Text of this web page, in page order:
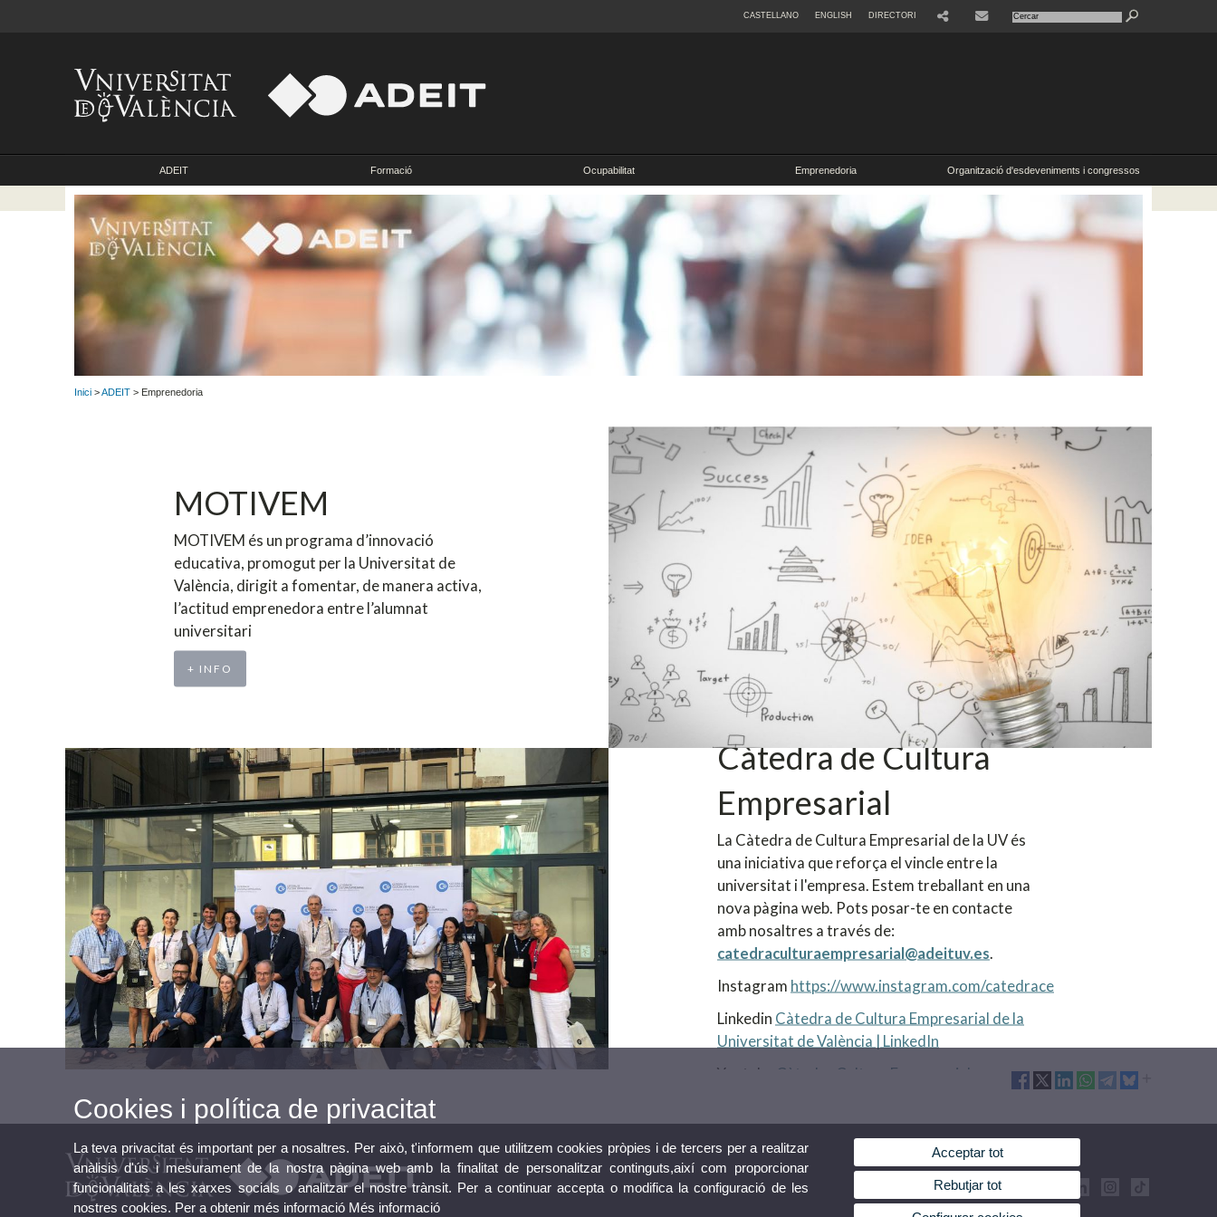
CASTELLANO ENGLISH DIRECTORI
ADEIT Formació Ocupabilitat Emprenedoria Organització d'esdeveniments i congressos
Inici >ADEIT > Emprenedoria
MOTIVEM
MOTIVEM és un programa d’innovació
educativa, promogut per la Universitat de
València, dirigit a fomentar, de manera activa,
l’actitud emprenedora entre l’alumnat
universitari
+ INFO
Càtedra de Cultura
Empresarial
La Càtedra de Cultura Empresarial de la UV és
una iniciativa que reforça el vincle entre la
universitat i l'empresa. Estem treballant en una
nova pàgina web. Pots posar-te en contacte
amb nosaltres a través de:
catedraculturaempresarial@adeituv.es
Instagram https://www.instagram.com/catedrace
Linkedin Càtedra de Cultura Empresarial de la
Universitat de València | LinkedIn
Youtube
Càtedra Cultura Empresarial
Cookies i política de privacitat
La teva privacitat és important per a nosaltres. Per això, t'informem que utilitzem cookies pròpies i de tercers per a realitzar
anàlisis d'ús i mesurament de la nostra pàgina web amb la finalitat de personalitzar continguts,així com proporcionar
funcionalitats a les xarxes socials o analitzar el nostre trànsit. Per a continuar accepta o modifica la configuració de les
nostres cookies. Per a obtenir més informació Més informació
Acceptar tot
Rebutjar tot